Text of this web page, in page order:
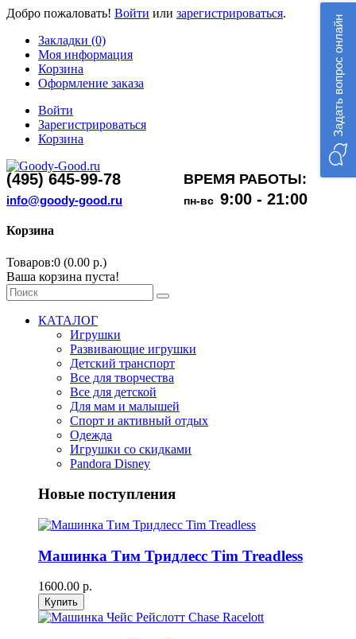
Добро пожаловать! Войти или зарегистрироваться.
Закладки (0)
Моя информация
Корзина
Оформление заказа
Войти
Зарегистрироваться
Корзина
(495) 645-99-78 ВРЕМЯ РАБОТЫ:
info@goody-good.ru пн-вс 9:00 - 21:00
Корзина
Товаров:0 (0.00 р.)
Ваша корзина пуста!
КАТАЛОГ
Игрушки
Развивающие игрушки
Детский транспорт
Все для творчества
Все для детской
Для мам и малышей
Спорт и активный отдых
Одежда
Игрушки со скидками
Pandora Disney
Новые поступления
Машинка Тим Тридлесс Tim Treadless
1600.00 р.
Задать вопрос онлайн